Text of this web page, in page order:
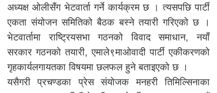
अध्यक्ष ओलीसँग भेटवार्ता गर्ने कार्यक्रम छ । त्यसपछि पार्टी
एकता संयोजन समितिको बैठक बस्ने तयारी गरिएको छ ।
भेटवार्तामा राष्ट्रियसभा गठनको विवाद समाधान, नयाँ
सरकार गठनको तयारी, एमाले९माओवादी पार्टी एकीकरणको
गृहकार्यलगायतका विषयमा छलफल हुने बताइएको छ ।
यसैगरी प्रचण्डका प्रेस संयोजक मनहरी तिमिल्सिनाका